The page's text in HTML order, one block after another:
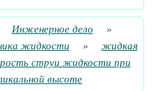
Инженерное дело
»
жидкости »
жидкая
струи жидкости при
высоте